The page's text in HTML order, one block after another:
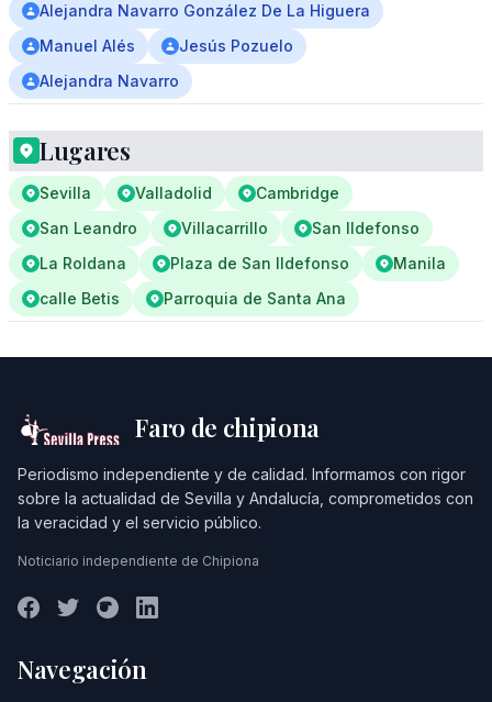
Alejandra Navarro González De La Higuera
Manuel Alés
Jesús Pozuelo
Alejandra Navarro
Lugares
Sevilla Valladolid
Cambridge
San Leandro
Villacarrillo
San Ildefonso
La Roldana
Plaza de San Ildefonso
Manila
calle Betis
Parroquia de Santa Ana
Faro de chipiona
Periodismo independiente y de calidad. Informamos con rigor
sobre la actualidad de Sevilla y Andalucía, comprometidos con
la veracidad y el servicio público.
Noticiario independiente de Chipiona
Navegación